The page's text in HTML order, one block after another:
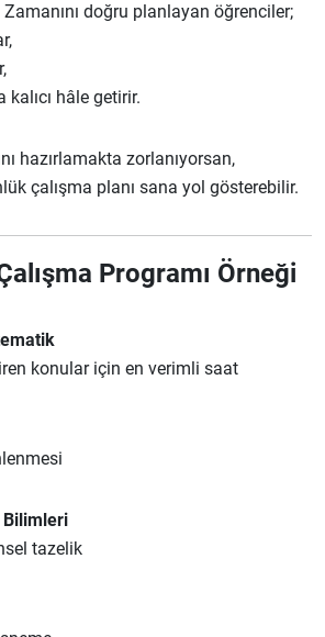
doğru planlayan öğrenciler;
kalıcı hâle getirir.
hazırlamakta zorlanıyorsan,
çalışma planı sana yol gösterebilir.
Programı Örneği
konular için en verimli saat
Bilimleri
tazelik